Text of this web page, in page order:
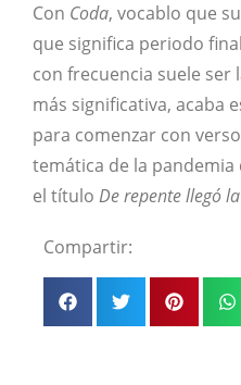
Con Coda, vocablo que
que significa periodo
con frecuencia suele
más significativa, acaba
para comenzar con
temática de la
el título De repente llegó
Compartir: